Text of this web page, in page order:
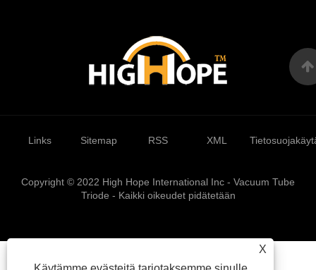
X
Links Sitemap RSS XML
Copyright © 2022 High Hope International Inc - Vacuum Tube
Triode - Kaikki oikeudet pidätetään